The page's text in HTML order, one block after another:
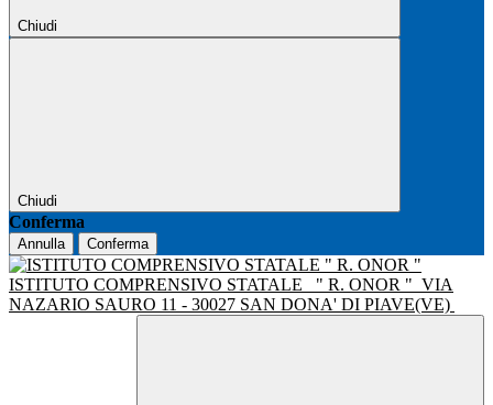
Chiudi
Chiudi
Conferma
Annulla Conferma
ISTITUTO COMPRENSIVO STATALE " R. ONOR " VIA
NAZARIO SAURO 11 - 30027 SAN DONA' DI PIAVE(VE)